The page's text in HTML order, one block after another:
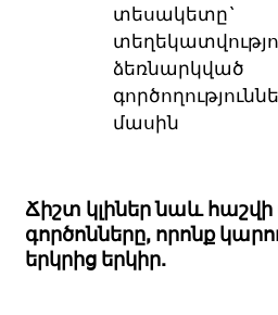
տեսակետը`
ձեռնարկված
մասին
Ճիշտ կլիներ նաև հաշվի
գործոնները, որոնք
երկրից երկիր.